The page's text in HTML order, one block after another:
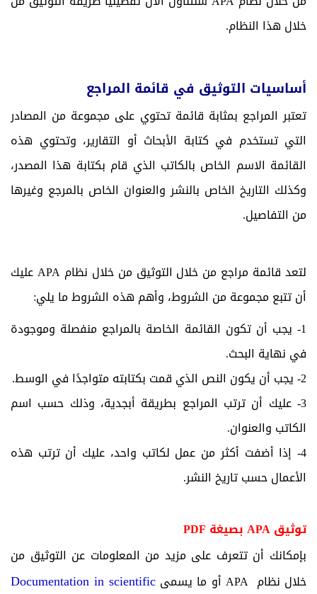
خلال هذا النظام.
أساسيات التوثيق في قائمة المراجع
تعتبر المراجع بمثابة قائمة تحتوي على مجموعة من المصادر
التي تستخدم في كتابة الأبحاث أو التقارير، وتحتوي هذه
القائمة الاسم الخاص بالكاتب الذي قام بكتابة هذا المصدر،
وكذلك التاريخ الخاص بالنشر والعنوان الخاص بالمرجع وغيرها
من التفاصيل.
لتعد قائمة مراجع من خلال التوثيق من خلال نظام APA عليك
أن تتبع مجموعة من الشروط، وأهم هذه الشروط ما يلي:
1- يجب أن تكون القائمة الخاصة بالمراجع منفصلة وموجودة
في نهاية البحث.
2- يجب أن يكون النص الذي قمت بكتابته متواجدًا في الوسط.
3- عليك أن ترتب المراجع بطريقة أبجدية، وذلك حسب اسم
الكاتب والعنوان.
4- إذا أضفت أكثر من عمل لكاتب واحد، عليك أن ترتب هذه
الأعمال حسب تاريخ النشر.
توثيق APA بصيغة PDF
بإمكانك أن تتعرف على مزيد من المعلومات عن التوثيق من
خلال نظام APA أو ما يسمى
Documentation in scientific